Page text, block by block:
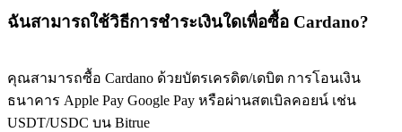
ฉันสามารถใช้วิธีการชำระเงินใดเพื่อซื้อ Cardano?
คุณสามารถซื้อ Cardano ด้วยบัตรเครดิต/เดบิต การโอนเงิน
ธนาคาร Apple Pay Google Pay หรือผ่านสตเบิลคอยน์ เช่น
USDT/USDC บน Bitrue